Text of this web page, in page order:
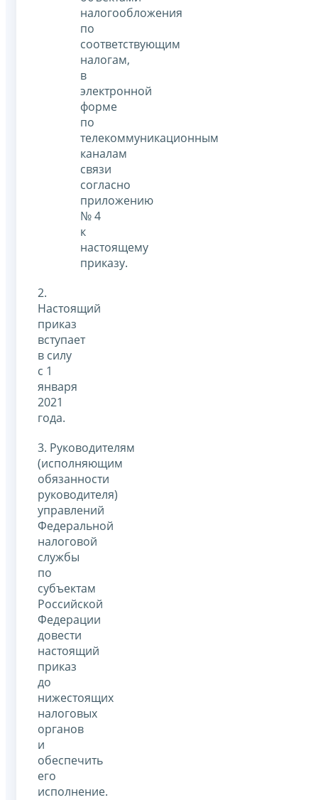
налогообложения
по
соответствующим
налогам,
в
электронной
форме
по
телекоммуникационным
каналам
связи
согласно
приложению
№ 4
к
настоящему
приказу.
2.
Настоящий
приказ
вступает
в силу
с 1
января
2021
года.
3. Руководителям
(исполняющим
обязанности
руководителя)
управлений
Федеральной
налоговой
службы
по
субъектам
Российской
Федерации
довести
настоящий
приказ
до
нижестоящих
налоговых
органов
и
обеспечить
его
исполнение.